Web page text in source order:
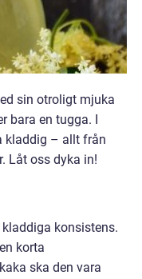
sin otroligt mjuka
bara en tugga. I
kladdig – allt från
Låt oss dyka in!
konsistens.
korta
ska den vara